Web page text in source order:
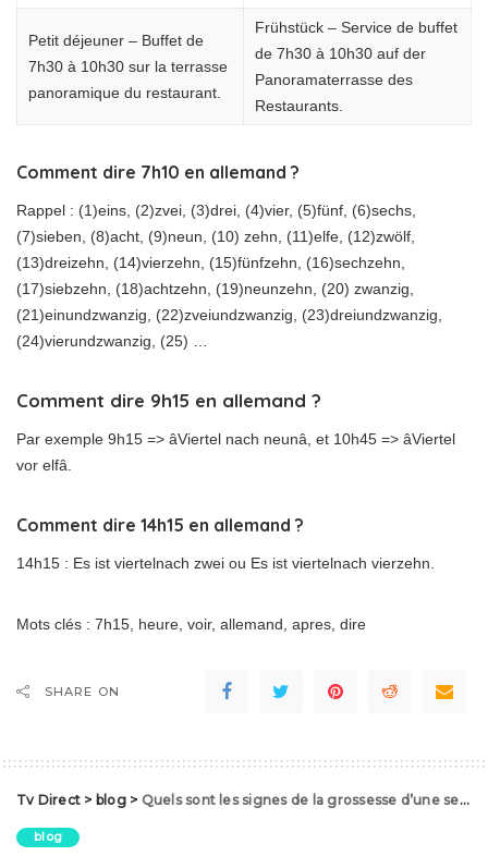
Petit déjeuner – Buffet de
7h30 à 10h30 sur la terrasse
panoramique du restaurant.
Frühstück – Service de buffet
de 7h30 à 10h30 auf der
Panoramaterrasse des
Restaurants.
Comment dire 7h10 en allemand ?
Rappel : (1)eins, (2)zvei, (3)drei, (4)vier, (5)fünf, (6)sechs,
(7)sieben, (8)acht, (9)neun, (10) zehn, (11)elfe, (12)zwölf,
(13)dreizehn, (14)vierzehn, (15)fünfzehn, (16)sechzehn,
(17)siebzehn, (18)achtzehn, (19)neunzehn, (20) zwanzig,
(21)einundzwanzig, (22)zveiundzwanzig, (23)dreiundzwanzig,
(24)vierundzwanzig, (25) …
Comment dire 9h15 en allemand ?
Par exemple 9h15 => âViertel nach neunâ, et 10h45 => âViertel
vor elfâ.
Comment dire 14h15 en allemand ?
14h15 : Es ist viertelnach zwei ou Es ist viertelnach vierzehn.
Mots clés : 7h15, heure, voir, allemand, apres, dire
SHARE ON
Tv Direct > blog> Quels sont les signes de la grossesse d’une semaine ?
blog